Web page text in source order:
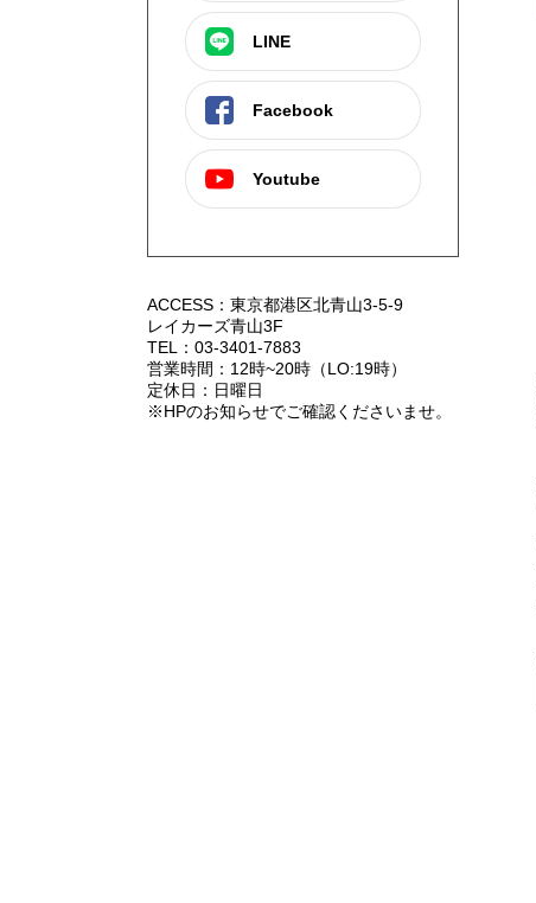
LINE
Facebook
Youtube
ACCESS：東京都港区北青山3-5-9
レイカーズ青山3F
TEL：03-3401-7883
営業時間：12時~20時（LO:19時）
定休日：日曜日
※HPのお知らせでご確認くださいませ。